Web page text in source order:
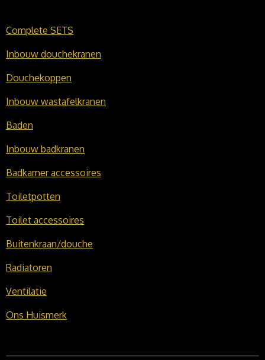
Complete SETS
Inbouw douchekranen
Douchekoppen
Inbouw wastafelkranen
Baden
Inbouw badkranen
Badkamer accessoires
Toiletpotten
Toilet accessoires
Buitenkraan/douche
Radiatoren
Ventilatie
Ons Huismerk